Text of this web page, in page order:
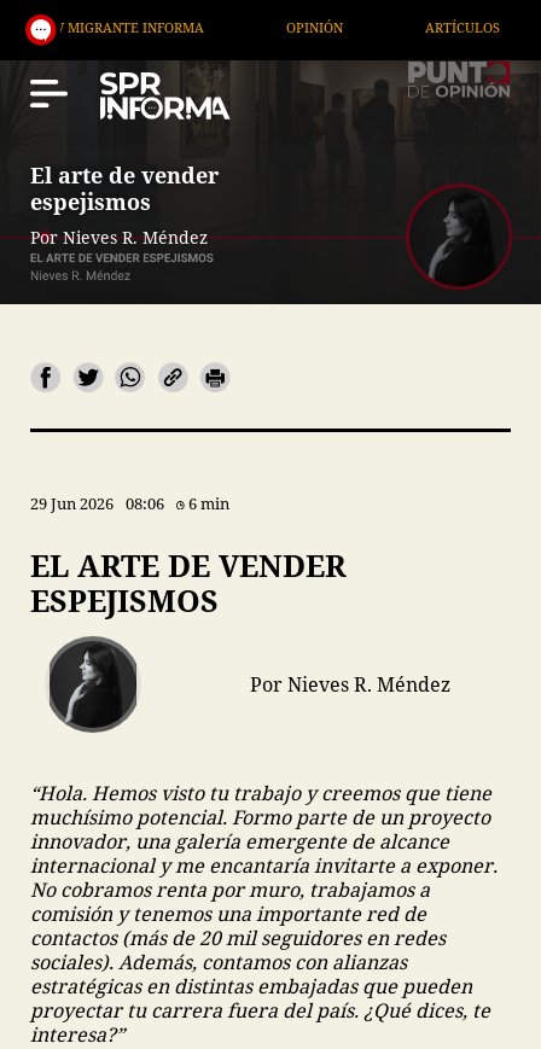
INFORMA OPINIÓN ARTÍCULOS ARTE
El arte de vender
espejismos
Por Nieves R. Méndez
29 Jun 2026 08:06 6 min
EL ARTE DE VENDER
ESPEJISMOS
Por Nieves R. Méndez
“Hola. Hemos visto tu trabajo y creemos que tiene
muchísimo potencial. Formo parte de un proyecto
innovador, una galería emergente de alcance
internacional y me encantaría invitarte a exponer.
No cobramos renta por muro, trabajamos a
comisión y tenemos una importante red de
contactos (más de 20 mil seguidores en redes
sociales). Además, contamos con alianzas
estratégicas en distintas embajadas que pueden
proyectar tu carrera fuera del país. ¿Qué dices, te
interesa?”